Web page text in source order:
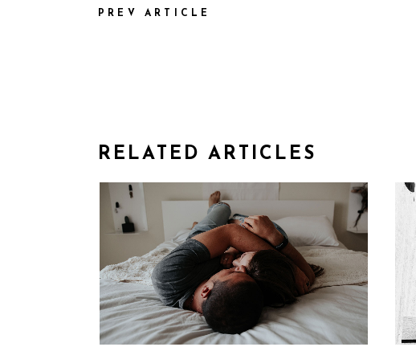
PREV ARTICLE
RELATED ARTICLES